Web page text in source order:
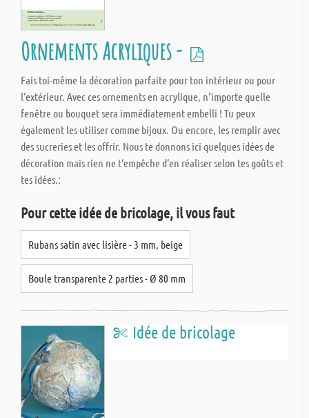
Ornements Acryliques -
Fais toi-même la décoration parfaite pour ton intérieur ou pour
l‘extérieur. Avec ces ornements en acrylique, n‘importe quelle
fenêtre ou bouquet sera immédiatement embelli ! Tu peux
également les utiliser comme bijoux. Ou encore, les remplir avec
des sucreries et les offrir. Nous te donnons ici quelques idées de
décoration mais rien ne t‘empêche d‘en réaliser selon tes goûts et
tes idées.:
Pour cette idée de bricolage, il vous faut
Rubans satin avec lisière - 3 mm, beige
Boule transparente 2 parties - Ø 80 mm
Idée de bricolage